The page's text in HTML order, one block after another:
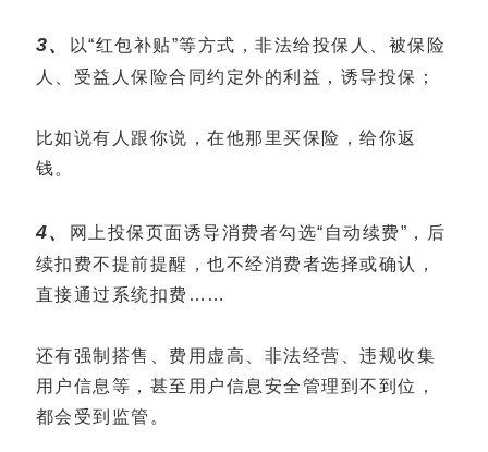
3、 以“红包补贴”等方式，非法给投保人、 被保险
人
、受益人保险合同约定外的利益，诱导投保；
比如说有人跟你说，在他那里买保险，给你返
钱。
4、
网上投保页面诱导消费者勾选“自动续费”，后
续扣费不提前提醒，也不经消费者选择或确认，
直接通过系统扣费……
还有强制搭售、费用虚高、非法经营、违规收集
用户信息等，甚至用户信息安全管理到不到位，
都会受到监管。